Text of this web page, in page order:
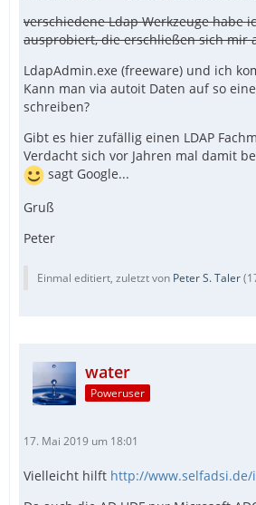
verschiedene Ldap Werkzeuge habe
ausprobiert, die erschließen sich mir
LdapAdmin.exe (freeware) und ich
Kann man via autoit Daten auf so
schreiben?
Gibt es hier zufällig einen LDAP
Verdacht sich vor Jahren mal damit
sagt Google...
Gruß
Peter
Einmal editiert, zuletzt von Peter S. Taler(
water
Poweruser
17. Mai 2019 um 18:01
Vielleicht hilft http://